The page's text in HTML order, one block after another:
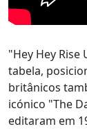
"Hey Hey
tabela,
britânicos
icónico "The
editaram em